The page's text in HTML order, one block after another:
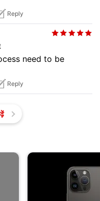
Reply
need to be
Reply